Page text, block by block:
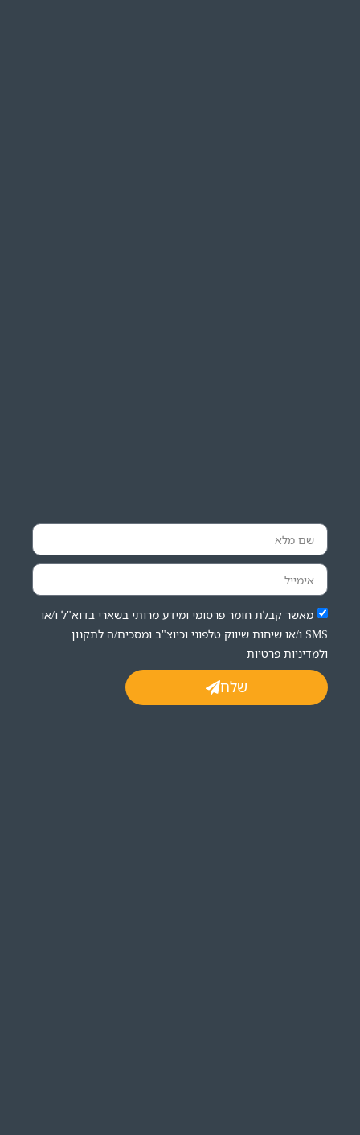
מאשר קבלת חומר פרסומי ומידע מרותי בשארי בדוא"ל ו/או
SMS ו/או שיחות שיווק טלפוני וכיוצ"ב ומסכים/ה לתקנון
ולמדיניות פרטיות
שלח